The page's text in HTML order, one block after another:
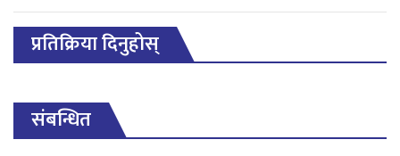
प्रतिक्रिया दिनुहोस्
संबन्धित